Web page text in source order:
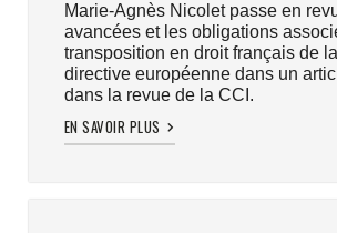
Marie-Agnès Nicolet passe en
avancées et les obligations
transposition en droit français de
directive européenne dans un
dans la revue de la CCI.
EN SAVOIR PLUS